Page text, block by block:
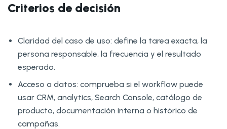
Criterios de decisión
Claridad del caso de uso: define la tarea exacta, la
persona responsable, la frecuencia y el resultado
esperado.
Acceso a datos: comprueba si el workflow puede
usar CRM, analytics, Search Console, catálogo de
producto, documentación interna o histórico de
campañas.